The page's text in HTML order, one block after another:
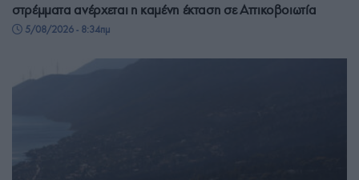
στρέμματα ανέρχεται η καμένη έκταση σε Αττικοβοιωτία
5/08/2026 - 8:34πμ